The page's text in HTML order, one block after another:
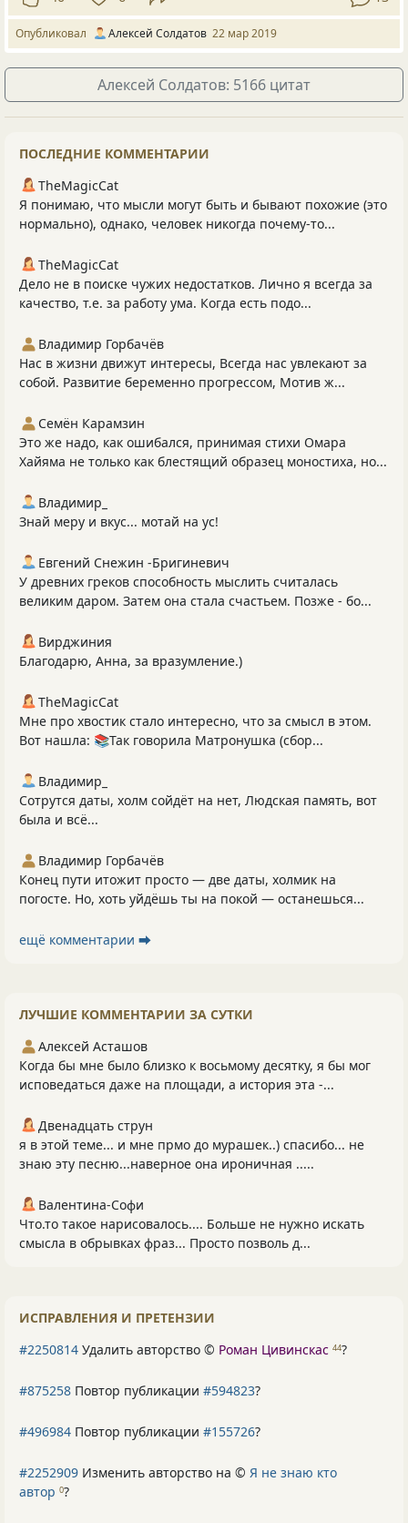
Опубликовал Алексей Солдатов 22 мар 2019
Алексей Солдатов: 5166 цитат
ПОСЛЕДНИЕ КОММЕНТАРИИ
TheMagicCat
Я понимаю, что мысли могут быть и бывают похожие (это
нормально), однако, человек никогда почему-то...
TheMagicCat
Дело не в поиске чужих недостатков. Лично я всегда за
качество, т.е. за работу ума. Когда есть подо...
Владимир Горбачёв
Нас в жизни движут интересы, Всегда нас увлекают за
собой. Развитие беременно прогрессом, Мотив ж...
Семён Карамзин
Это же надо, как ошибался, принимая стихи Омара
Хайяма не только как блестящий образец моностиха, но...
Владимир_
Знай меру и вкус... мотай на ус!
Евгений Снежин -Бригиневич
У древних греков способность мыслить считалась
великим даром. Затем она стала счастьем. Позже - бо...
Вирджиния
Благодарю, Анна, за вразумление.)
TheMagicCat
Мне про хвостик стало интересно, что за смысл в этом.
Вот нашла: 📚Так говорила Матронушка (сбор...
Владимир_
Сотрутся даты, холм сойдёт на нет, Людская память, вот
была и всё...
Владимир Горбачёв
Конец пути итожит просто — две даты, холмик на
погосте. Но, хоть уйдёшь ты на покой — останешься...
ещё комментарии ⮕
ЛУЧШИЕ КОММЕНТАРИИ ЗА СУТКИ
Алексей Асташов
Когда бы мне было близко к восьмому десятку, я бы мог
исповедаться даже на площади, а история эта -...
Двенадцать струн
я в этой теме... и мне прмо до мурашек..) спасибо... не
знаю эту песню...наверное она ироничная .....
Валентина-Софи
Что.то такое нарисовалось.... Больше не нужно искать
смысла в обрывках фраз... Просто позволь д...
ИСПРАВЛЕНИЯ И ПРЕТЕНЗИИ
#2250814 Удалить авторство © Роман Цивинскас 44?
#875258 Повтор публикации #594823?
#496984 Повтор публикации #155726?
#2252909 Изменить авторство на © Я не знаю кто
автор 0?